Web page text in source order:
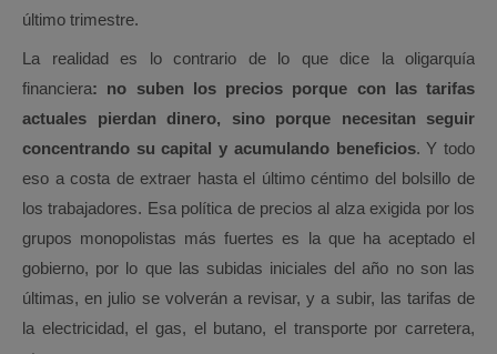
último trimestre.
La realidad es lo contrario de lo que dice la oligarquía
financiera: no suben los precios porque con las tarifas
actuales pierdan dinero, sino porque necesitan seguir
concentrando su capital y acumulando beneficios. Y todo
eso a costa de extraer hasta el último céntimo del bolsillo de
los trabajadores. Esa política de precios al alza exigida por los
grupos monopolistas más fuertes es la que ha aceptado el
gobierno, por lo que las subidas iniciales del año no son las
últimas, en julio se volverán a revisar, y a subir, las tarifas de
la electricidad, el gas, el butano, el transporte por carretera,